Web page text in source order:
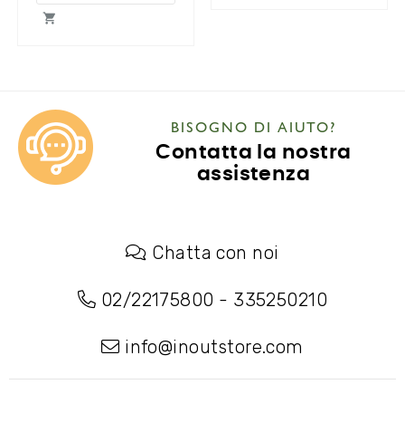

BISOGNO DI AIUTO?
Contatta la nostra
assistenza
Chatta con noi
02/22175800 - 335250210
info@inoutstore.com